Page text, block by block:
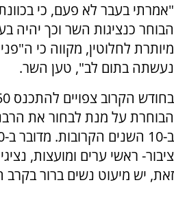
הבוחר כנציגות השר וכך
מיותרת לחלוטין, מקווה כי
נעשתה בתום לב", טען השר.
הבוחרת על מנת לבחור את
ציבור- ראשי ערים ומועצות,
זאת, יש מיעוט נשים ברור